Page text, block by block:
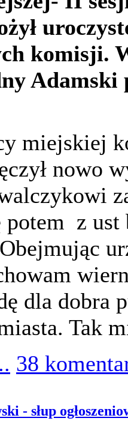
komisji.
Adamski
miejskiej
nowo
z ust
dla dobra
Tak
38
- słup